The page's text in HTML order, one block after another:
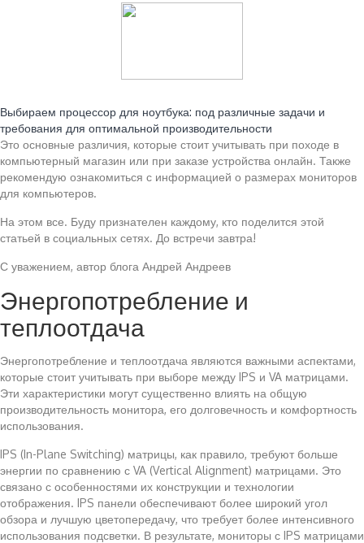
Выбираем процессор для ноутбука: под различные задачи и
требования для оптимальной производительности
Это основные различия, которые стоит учитывать при походе в
компьютерный магазин или при заказе устройства онлайн. Также
рекомендую ознакомиться с информацией о размерах мониторов
для компьютеров.
На этом все. Буду признателен каждому, кто поделится этой
статьей в социальных сетях. До встречи завтра!
С уважением, автор блога Андрей Андреев
Энергопотребление и
теплоотдача
Энергопотребление и теплоотдача являются важными аспектами,
которые стоит учитывать при выборе между IPS и VA матрицами.
Эти характеристики могут существенно влиять на общую
производительность монитора, его долговечность и комфортность
использования.
IPS (In-Plane Switching) матрицы, как правило, требуют больше
энергии по сравнению с VA (Vertical Alignment) матрицами. Это
связано с особенностями их конструкции и технологии
отображения. IPS панели обеспечивают более широкий угол
обзора и лучшую цветопередачу, что требует более интенсивного
использования подсветки. В результате, мониторы с IPS матрицами